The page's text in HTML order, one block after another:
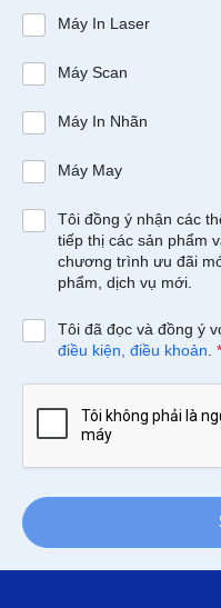
Máy In Laser
Máy Scan
Máy In Nhãn
Máy May
Tôi đồng ý nhận các
tiếp thị các sản phẩm
chương trình ưu đãi
phẩm, dịch vụ mới.
Tôi đã đọc và đồng ý
điều kiện, điều khoản *